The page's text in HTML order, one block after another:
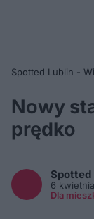
Spotted Lublin -
Nowy
prędko
Spotted
6
Dla